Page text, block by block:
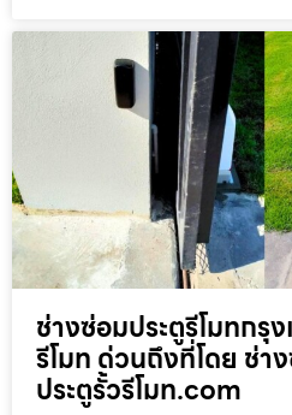
ช่างซ่อมประตูรีโมทกรุ
รีโมท ด่วนถึงที่โดย ช่า
ประตูรั้วรีโมท.com